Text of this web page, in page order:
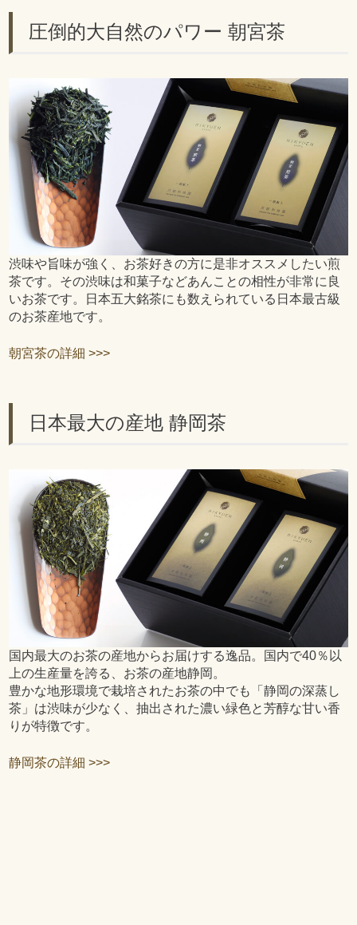
圧倒的大自然のパワー 朝宮茶
渋味や旨味が強く、お茶好きの方に是非オススメしたい煎
茶です。その渋味は和菓子などあんことの相性が非常に良
いお茶です。日本五大銘茶にも数えられている日本最古級
のお茶産地です。
朝宮茶の詳細 >>>
日本最大の産地 静岡茶
国内最大のお茶の産地からお届けする逸品。国内で40％以
上の生産量を誇る、お茶の産地静岡。
豊かな地形環境で栽培されたお茶の中でも「静岡の深蒸し
茶」は渋味が少なく、抽出された濃い緑色と芳醇な甘い香
りが特徴です。
静岡茶の詳細 >>>